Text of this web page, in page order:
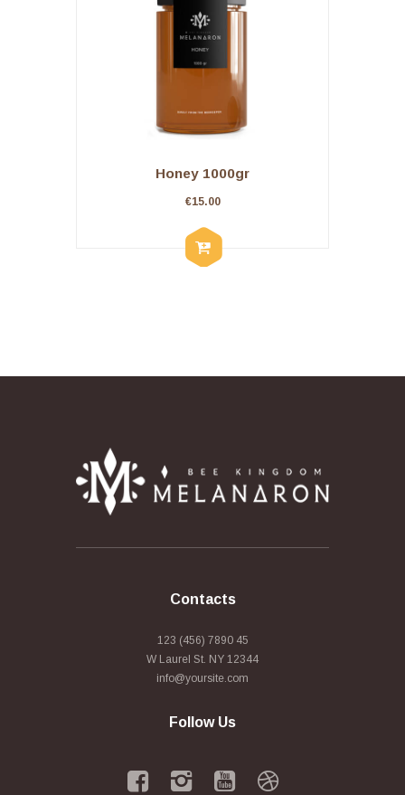
Honey 1000gr
€15.00
Contacts
123 (456) 7890 45
W Laurel St. NY 12344
info@yoursite.com
Follow Us